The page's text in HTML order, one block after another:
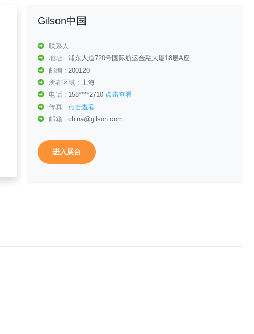
Gilson中国
联系人 :
地址 : 浦东大道720号国际航运金融大厦18层A座
邮编 : 200120
所在区域 : 上海
电话 : 158****2710 点击查看
传真 : 点击查看
邮箱 : china@gilson.com
进入展台